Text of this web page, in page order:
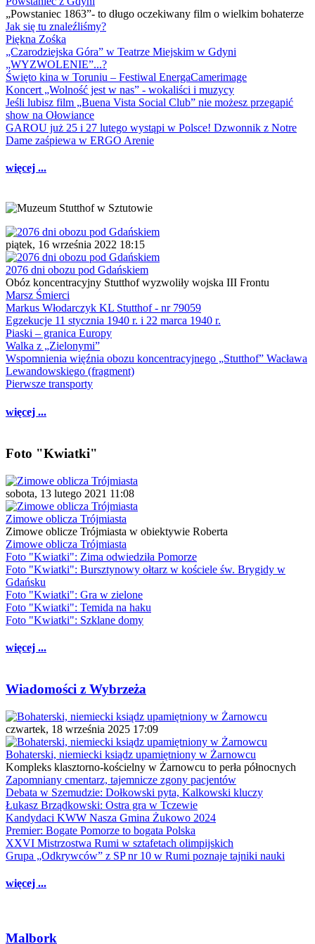
„Powstaniec 1863”- to długo oczekiwany film o wielkim bohaterze
Jak się tu znaleźliśmy?
Piękna Zośka
„Czarodziejska Góra” w Teatrze Miejskim w Gdyni
„WYZWOLENIE”...?
Święto kina w Toruniu – Festiwal EnergaCamerimage
Koncert „Wolność jest w nas” - wokaliści i muzycy
Jeśli lubisz film „Buena Vista Social Club” nie możesz przegapić
show na Ołowiance
GAROU już 25 i 27 lutego wystąpi w Polsce! Dzwonnik z Notre
Dame zaśpiewa w ERGO Arenie
więcej ...
piątek, 16 września 2022 18:15
2076 dni obozu pod Gdańskiem
Obóz koncentracyjny Stutthof wyzwoliły wojska III Frontu
Marsz Śmierci
Markus Włodarczyk KL Stutthof - nr 79059
Egzekucje 11 stycznia 1940 r. i 22 marca 1940 r.
Piaski – granica Europy
Walka z „Zielonymi”
Wspomnienia więźnia obozu koncentracyjnego „Stutthof” Wacława
Lewandowskiego (fragment)
Pierwsze transporty
więcej ...
Foto "Kwiatki"
sobota, 13 lutego 2021 11:08
Zimowe oblicza Trójmiasta
Zimowe oblicze Trójmiasta w obiektywie Roberta
Zimowe oblicza Trójmiasta
Foto "Kwiatki": Zima odwiedziła Pomorze
Foto "Kwiatki": Bursztynowy ołtarz w kościele św. Brygidy w
Gdańsku
Foto "Kwiatki": Gra w zielone
Foto "Kwiatki": Temida na haku
Foto "Kwiatki": Szklane domy
więcej ...
Wiadomości z Wybrzeża
czwartek, 18 września 2025 17:09
Bohaterski, niemiecki ksiądz upamiętniony w Żarnowcu
Kompleks klasztorno-kościelny w Żarnowcu to perła północnych
Zapomniany cmentarz, tajemnicze zgony pacjentów
Debata w Szemudzie: Dołkowski pyta, Kalkowski kluczy
Łukasz Brządkowski: Ostra gra w Tczewie
Kandydaci KWW Nasza Gmina Żukowo 2024
Premier: Bogate Pomorze to bogata Polska
XXVI Mistrzostwa Rumi w sztafetach olimpijskich
Grupa „Odkrywców” z SP nr 10 w Rumi poznaje tajniki nauki
więcej ...
Malbork